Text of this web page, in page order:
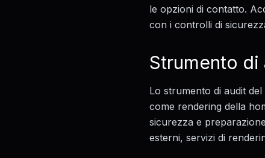
le opzioni di contatto.
con i controlli di
Strumento
Lo strumento di audit
come rendering della
sicurezza e
esterni, servizi di